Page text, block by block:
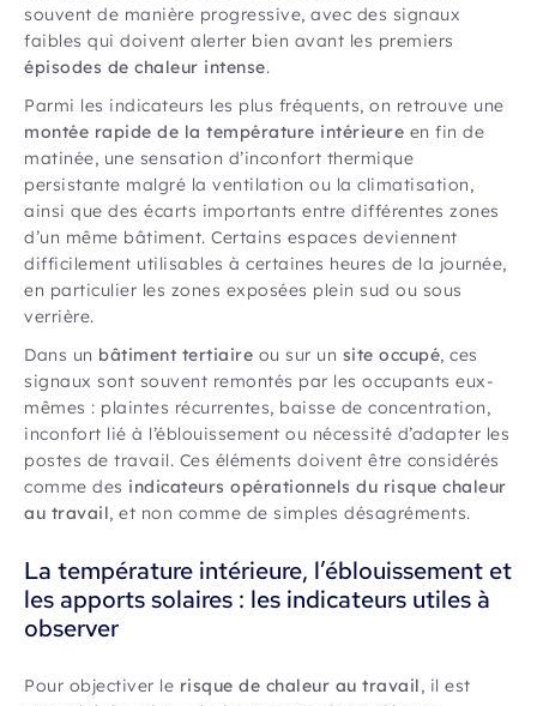
souvent de manière progressive, avec des signaux
faibles qui doivent alerter bien avant les premiers
épisodes de chaleur intense.
Parmi les indicateurs les plus fréquents, on retrouve une
montée rapide de la température intérieure en fin de
matinée, une sensation d’inconfort thermique
persistante malgré la ventilation ou la climatisation,
ainsi que des écarts importants entre différentes zones
d’un même bâtiment. Certains espaces deviennent
difficilement utilisables à certaines heures de la journée,
en particulier les zones exposées plein sud ou sous
verrière.
Dans un bâtiment tertiaire ou sur un site occupé, ces
signaux sont souvent remontés par les occupants eux-
mêmes : plaintes récurrentes, baisse de concentration,
inconfort lié à l’éblouissement ou nécessité d’adapter les
postes de travail. Ces éléments doivent être considérés
comme des indicateurs opérationnels du risque chaleur
au travail, et non comme de simples désagréments.
La température intérieure, l’éblouissement et
les apports solaires : les indicateurs utiles à
observer
Pour objectiver le risque de chaleur au travail, il est